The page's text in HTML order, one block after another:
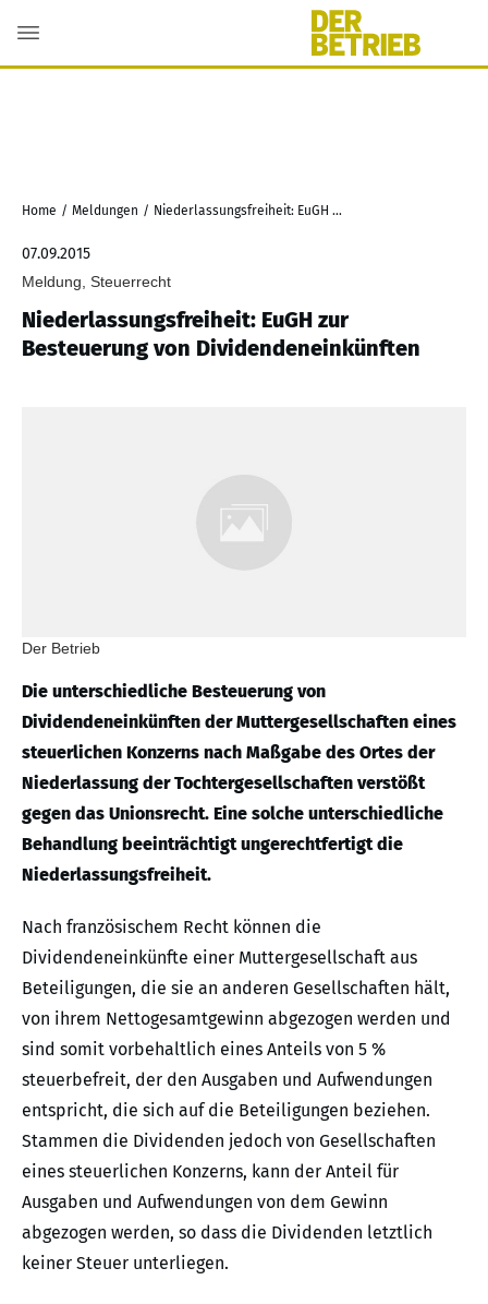
Home / Meldungen / Niederlassungsfreiheit: EuGH zur Besteuerung von Dividendeneinkünften
07.09.2015
Meldung, Steuerrecht
Niederlassungsfreiheit: EuGH zur
Besteuerung von Dividendeneinkünften
Der Betrieb
Die unterschiedliche Besteuerung von
Dividendeneinkünften der Muttergesellschaften eines
steuerlichen Konzerns nach Maßgabe des Ortes der
Niederlassung der Tochtergesellschaften verstößt
gegen das Unionsrecht. Eine solche unterschiedliche
Behandlung beeinträchtigt ungerechtfertigt die
Niederlassungsfreiheit.
Nach französischem Recht können die
Dividendeneinkünfte einer Muttergesellschaft aus
Beteiligungen, die sie an anderen Gesellschaften hält,
von ihrem Nettogesamtgewinn abgezogen werden und
sind somit vorbehaltlich eines Anteils von 5 %
steuerbefreit, der den Ausgaben und Aufwendungen
entspricht, die sich auf die Beteiligungen beziehen.
Stammen die Dividenden jedoch von Gesellschaften
eines steuerlichen Konzerns, kann der Anteil für
Ausgaben und Aufwendungen von dem Gewinn
abgezogen werden, so dass die Dividenden letztlich
keiner Steuer unterliegen.